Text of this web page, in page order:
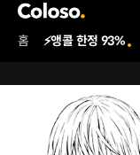
콜로소
Coloso Menu
홈 ⚡앵콜 한정 93%